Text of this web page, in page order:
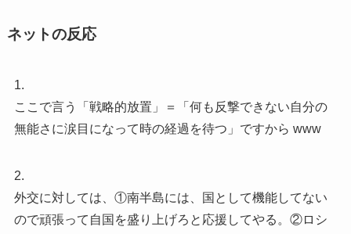
ネットの反応
1.
ここで言う「戦略的放置」＝「何も反撃できない自分の
無能さに涙目になって時の経過を待つ」ですから www
2.
外交に対しては、①南半島には、国として機能してない
ので頑張って自国を盛り上げろと応援してやる。②ロシ